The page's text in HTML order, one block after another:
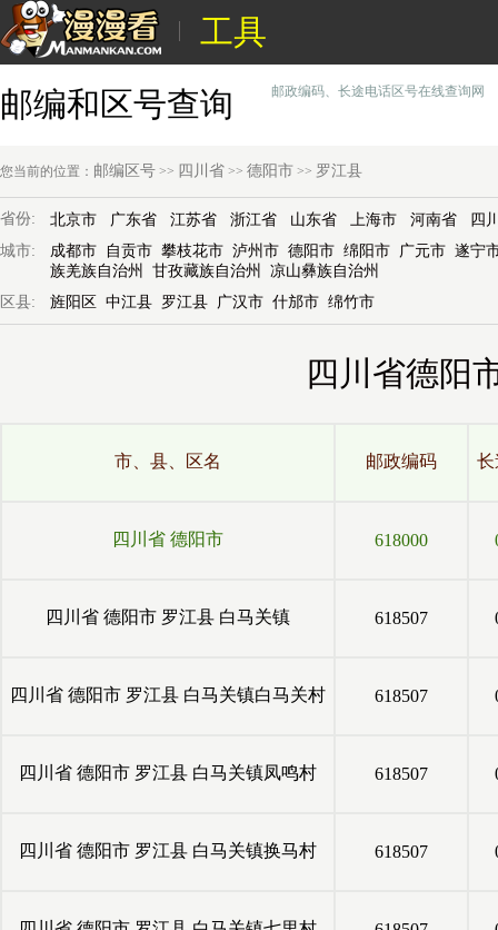
工具
邮编和区号查询
邮政编码、长途电话区号在线查询网
您当前的位置： 邮编区号 >> 四川省 >> 德阳市 >> 罗江县
省份: 北京市 广东省 江苏省 浙江省 山东省 上海市 河南省
四
城市:
成都市 自贡市 攀枝花市 泸州市 德阳市 绵阳市 广元市 遂宁
族羌族自治州
甘孜藏族自治州
凉山彝族自治州
区县:
旌阳区 中江县 罗江县 广汉市 什邡市 绵竹市
四川省德阳
市、县、区名 邮政编码 长
四川省 德阳市 618000
四川省 德阳市 罗江县 白马关镇 618507
四川省 德阳市 罗江县 白马关镇白马关村 618507
四川省 德阳市 罗江县 白马关镇凤鸣村 618507
四川省 德阳市 罗江县 白马关镇换马村 618507